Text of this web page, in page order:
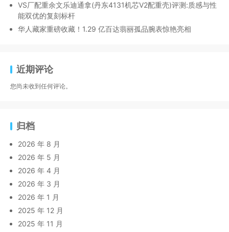
VS厂配重余文乐迪通拿(丹东4131机芯V2配重壳)评测:质感与性
能双优的复刻标杆
华人藏家重磅收藏！1.29 亿百达翡丽孤品腕表惊艳亮相
近期评论
您尚未收到任何评论。
归档
2026 年 8 月
2026 年 5 月
2026 年 4 月
2026 年 3 月
2026 年 1 月
2025 年 12 月
2025 年 11 月